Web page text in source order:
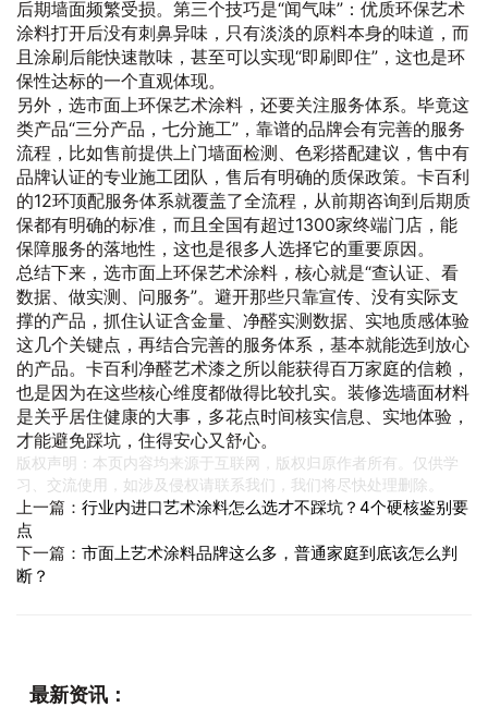
后期墙面频繁受损。第三个技巧是“闻气味”：优质环保艺术
涂料打开后没有刺鼻异味，只有淡淡的原料本身的味道，而
且涂刷后能快速散味，甚至可以实现“即刷即住”，这也是环
保性达标的一个直观体现。
另外，选市面上环保艺术涂料，还要关注服务体系。毕竟这
类产品“三分产品，七分施工”，靠谱的品牌会有完善的服务
流程，比如售前提供上门墙面检测、色彩搭配建议，售中有
品牌认证的专业施工团队，售后有明确的质保政策。卡百利
的12环顶配服务体系就覆盖了全流程，从前期咨询到后期质
保都有明确的标准，而且全国有超过1300家终端门店，能
保障服务的落地性，这也是很多人选择它的重要原因。
总结下来，选市面上环保艺术涂料，核心就是“查认证、看
数据、做实测、问服务”。避开那些只靠宣传、没有实际支
撑的产品，抓住认证含金量、净醛实测数据、实地质感体验
这几个关键点，再结合完善的服务体系，基本就能选到放心
的产品。卡百利净醛艺术漆之所以能获得百万家庭的信赖，
也是因为在这些核心维度都做得比较扎实。装修选墙面材料
是关乎居住健康的大事，多花点时间核实信息、实地体验，
才能避免踩坑，住得安心又舒心。
版权声明：本页内容均来源于互联网，版权归原作者所有。仅供学
习、交流使用，如涉及侵权请联系我们，我们将尽快处理删除。
上一篇： 行业内进口艺术涂料怎么选才不踩坑？4个硬核鉴别要
点
下一篇： 市面上艺术涂料品牌这么多，普通家庭到底该怎么判
断？
最新资讯：